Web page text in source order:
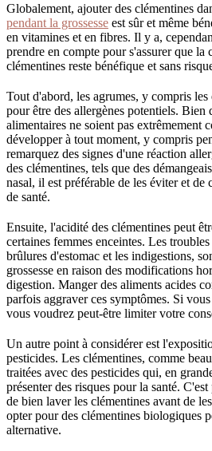
Globalement, ajouter des clémentines
pendant la grossesse est sûr et même
en vitamines et en fibres. Il y a,
prendre en compte pour s'assurer que la
clémentines reste bénéfique et sans
Tout d'abord, les agrumes, y compris
pour être des allergènes potentiels. Bien
alimentaires ne soient pas extrêmement
développer à tout moment, y compris
remarquez des signes d'une réaction
des clémentines, tels que des
nasal, il est préférable de les éviter et de
de santé.
Ensuite, l'acidité des clémentines peut
certaines femmes enceintes. Les
brûlures d'estomac et les indigestions,
grossesse en raison des modifications
digestion. Manger des aliments acides
parfois aggraver ces symptômes. Si
vous voudrez peut-être limiter votre
Un autre point à considérer est
pesticides. Les clémentines, comme
traitées avec des pesticides qui, en
présenter des risques pour la santé.
de bien laver les clémentines avant de
opter pour des clémentines biologiques
alternative.